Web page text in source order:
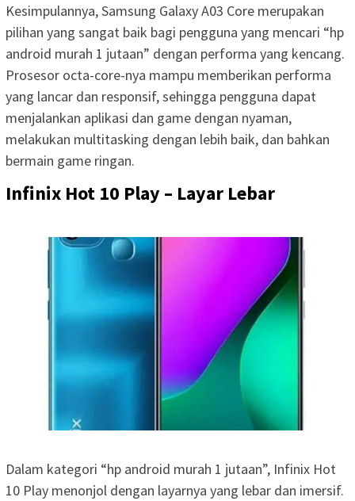
Kesimpulannya, Samsung Galaxy A03 Core merupakan
pilihan yang sangat baik bagi pengguna yang mencari “hp
android murah 1 jutaan” dengan performa yang kencang.
Prosesor octa-core-nya mampu memberikan performa
yang lancar dan responsif, sehingga pengguna dapat
menjalankan aplikasi dan game dengan nyaman,
melakukan multitasking dengan lebih baik, dan bahkan
bermain game ringan.
Infinix Hot 10 Play – Layar Lebar
Dalam kategori “hp android murah 1 jutaan”, Infinix Hot
10 Play menonjol dengan layarnya yang lebar dan imersif.